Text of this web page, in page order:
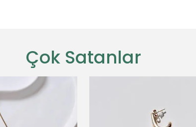
Çok Satanlar